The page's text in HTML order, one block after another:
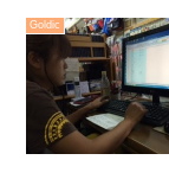
Goldic